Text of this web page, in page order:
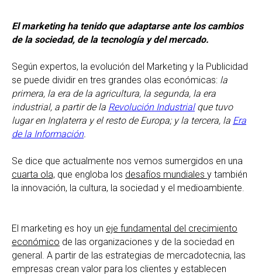
El marketing ha tenido que adaptarse ante los cambios
de la sociedad, de la tecnología y del mercado.
Según expertos, la evolución del Marketing y la Publicidad
se puede dividir en tres grandes olas económicas: la
primera, la era de la agricultura, la segunda, la era
industrial, a partir de la Revolución Industrialque tuvo
lugar en Inglaterra y el resto de Europa; y la tercera, la Era
de la Información.
Se dice que actualmente nos vemos sumergidos en una
cuarta ola, que engloba los desafíos mundiales y también
la innovación, la cultura, la sociedad y el medioambiente.
El marketing es hoy un eje fundamental del crecimiento
económico de las organizaciones y de la sociedad en
general. A partir de las estrategias de mercadotecnia, las
empresas crean valor para los clientes y establecen